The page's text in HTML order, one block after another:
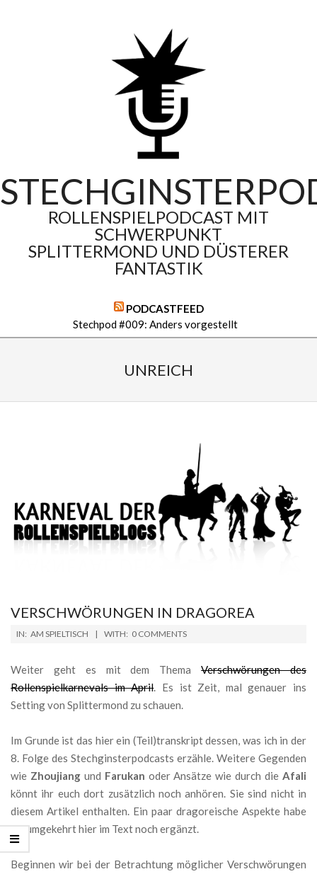
ROLLENSPIELPODCAST MIT
SCHWERPUNKT
SPLITTERMOND UND DÜSTERER
FANTASTIK
PODCASTFEED
Stechpod #009: Anders vorgestellt
UNREICH
VERSCHWÖRUNGEN IN DRAGOREA
2019-
15
IN: AM SPIELTISCH WITH: 0 COMMENTS
Weiter geht es mit dem ThemaVerschwörungen des
Rollenspielkarnevals im April. Es ist Zeit, mal genauer ins
Setting von Splittermond zu schauen.
Im Grunde ist das hier ein (Teil)transkript dessen, was ich in der
8. Folge des Stechginsterpodcasts erzähle. Weitere Gegenden
wie Zhoujiangund Farukan oder Ansätze wie durch dieAfali
könnt ihr euch dort zusätzlich noch anhören. Sie sind nicht in
diesem Artikel enthalten. Ein paar dragoreische Aspekte habe
ich umgekehrt hier im Text noch ergänzt.
Beginnen wir bei der Betrachtung möglicher Verschwörungen